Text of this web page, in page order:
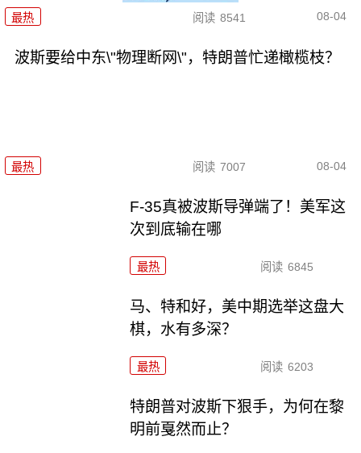
最热 阅读 8541 08-04
波斯要给中东\"物理断网\"，特朗普忙递橄榄枝？
最热 阅读 7007 08-04
F-35真被波斯导弹端了！美军这
次到底输在哪
最热 阅读 6845
马、特和好，美中期选举这盘大
棋，水有多深？
最热 阅读 6203
特朗普对波斯下狠手，为何在黎
明前戛然而止？